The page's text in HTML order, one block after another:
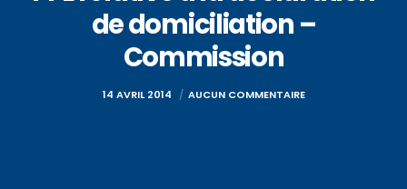
de domiciliation –
Commission
14 AVRIL 2014 AUCUN COMMENTAIRE